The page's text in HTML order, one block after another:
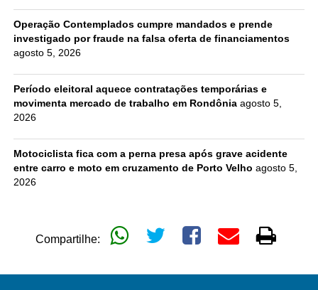
Operação Contemplados cumpre mandados e prende
investigado por fraude na falsa oferta de financiamentos
agosto 5, 2026
Período eleitoral aquece contratações temporárias e
movimenta mercado de trabalho em Rondônia agosto 5,
2026
Motociclista fica com a perna presa após grave acidente
entre carro e moto em cruzamento de Porto Velho agosto 5,
2026
Compartilhe: